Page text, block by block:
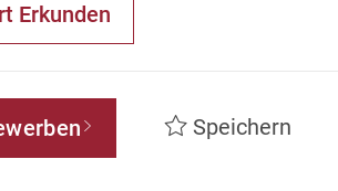
Erkunden
Speichern